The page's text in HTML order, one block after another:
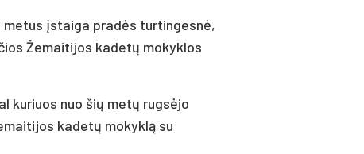
metus įstaiga pradės turtingesnė,
Žemaitijos kadetų mokyklos
kuriuos nuo šių metų rugsėjo
kadetų mokyklą su